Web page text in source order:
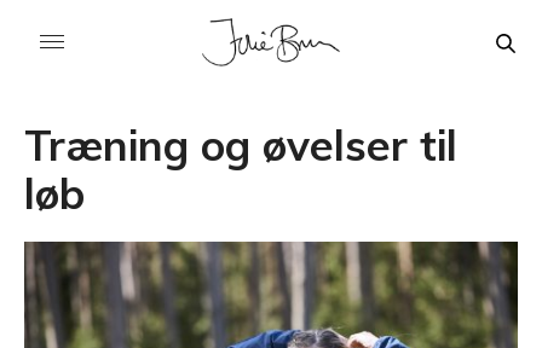
Træning og øvelser til
løb